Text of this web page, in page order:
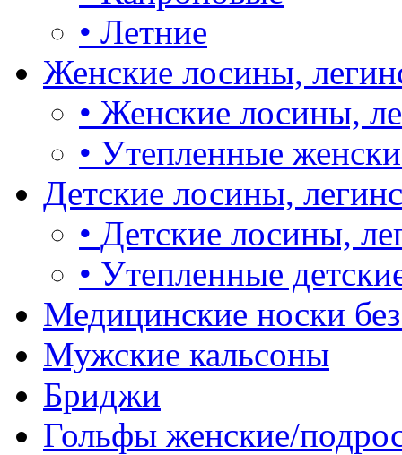
• Летние
Женские лосины,
• Женские лосины,
• Утепленные
Детские лосины,
• Детские лосины,
• Утепленные
Медицинские носки
Мужские кальсоны
Бриджи
Гольфы женские/